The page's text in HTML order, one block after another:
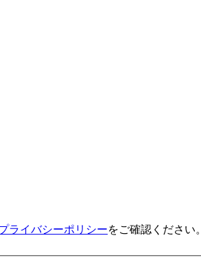
ライバシーポリシーをご確認ください